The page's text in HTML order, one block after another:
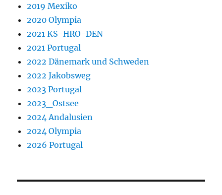
2019 Mexiko
2020 Olympia
2021 KS-HRO-DEN
2021 Portugal
2022 Dänemark und Schweden
2022 Jakobsweg
2023 Portugal
2023_Ostsee
2024 Andalusien
2024 Olympia
2026 Portugal